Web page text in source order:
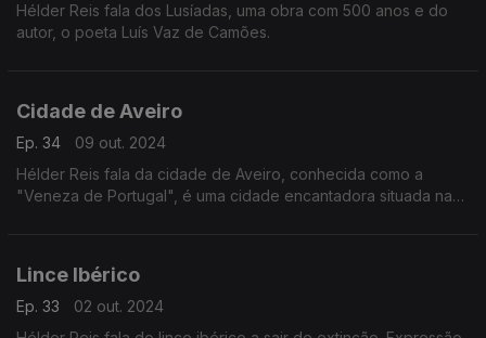
Hélder Reis fala dos Lusíadas, uma obra com 500 anos e do
autor, o poeta Luís Vaz de Camões.
Cidade de Aveiro
Ep. 34
09 out. 2024
Hélder Reis fala da cidade de Aveiro, conhecida como a
"Veneza de Portugal", é uma cidade encantadora situada na
Lince Ibérico
Ep. 33
02 out. 2024